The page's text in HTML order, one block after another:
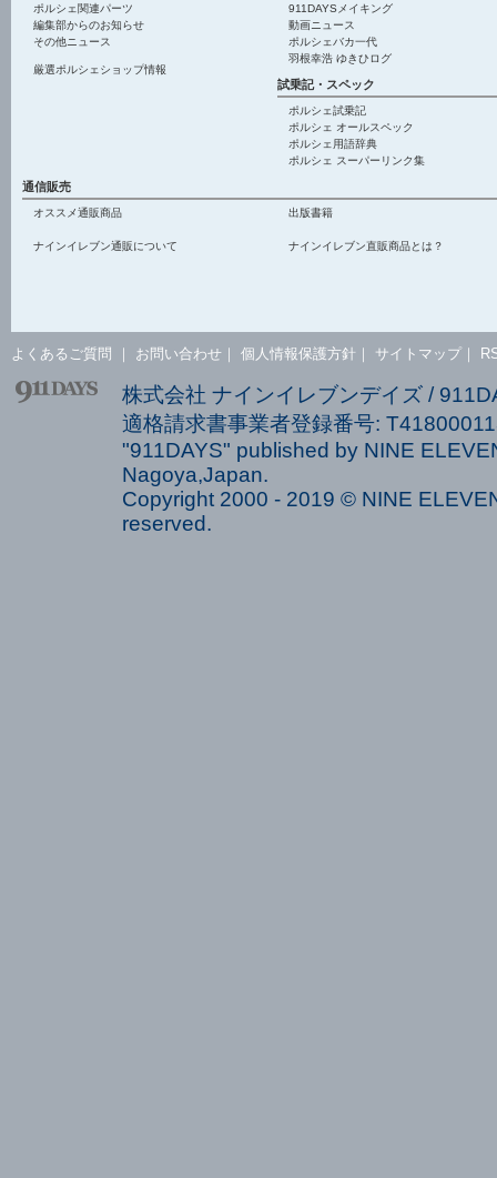
ポルシェ関連パーツ
編集部からのお知らせ
その他ニュース
厳選ポルシェショップ情報
911DAYSメイキング
動画ニュース
ポルシェバカ一代
羽根幸浩 ゆきひログ
試乗記・スペック
ポルシェ試乗記
ポルシェ オールスペック
ポルシェ用語辞典
ポルシェ スーパーリンク集
通信販売
オススメ通販商品 出版書籍
ナインイレブン通販について ナインイレブン直販商品とは？
よくあるご質問 お問い合わせ 個人情報保護方針 サイトマップ｜
株式会社 ナインイレブンデイズ /
適格請求書事業者登録番号:
"911DAYS" published by NINE
Nagoya,Japan.
Copyright 2000 - 2019 © NINE
reserved.